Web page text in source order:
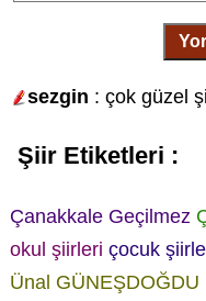
sezgin : çok güzel
Şiir Etiketleri :
Çanakkale Geçilmez
okul şiirleri çocuk
Ünal GÜNEŞDOĞDU